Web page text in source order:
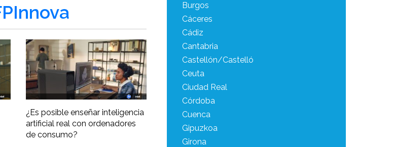
¿Es posible enseñar inteligencia
artificial real con ordenadores
de consumo?
Burgos
Cáceres
Cádiz
Cantabria
Castellón/Castelló
Ceuta
Ciudad Real
Córdoba
Cuenca
Gipuzkoa
Girona